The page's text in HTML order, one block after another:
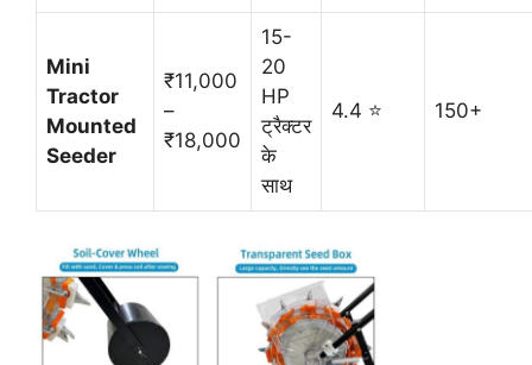
Mini
Tractor
Mounted
Seeder
₹11,000
–
₹18,000
15-
20
HP
ट्रैक्टर
के
साथ
4.4 ⭐ 150+